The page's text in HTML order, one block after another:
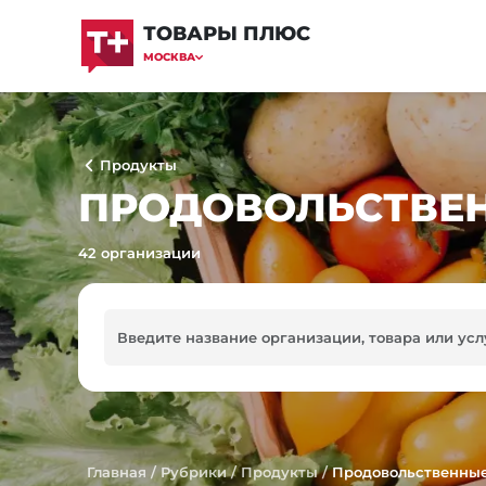
ТОВАРЫ ПЛЮС
МОСКВА
Продукты
42 организации
Главная /Рубрики/Продукты/